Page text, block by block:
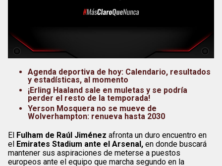
Agenda deportiva de hoy: Calendario, resultados
y estadísticas, al momento
¡Erling Haaland sale en muletas y se podría
perder el resto de la temporada!
Yerson Mosquera no se mueve de
Wolverhampton: renueva hasta 2030
El Fulham de Raúl Jiménez afronta un duro encuentro en
el Emirates Stadium ante el Arsenal, en donde buscará
mantener sus aspiraciones de meterse a puestos
europeos ante el equipo que marcha segundo en la